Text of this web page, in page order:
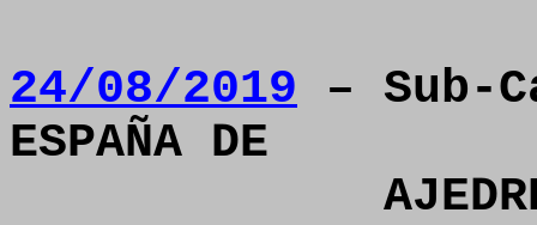
24/08/2019 – Sub-
ESPAÑA DE